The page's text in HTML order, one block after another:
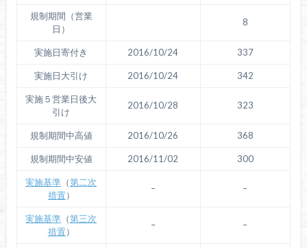
規制期間（営業
日）
8
実施日寄付き 2016/10/24 337
実施日大引け 2016/10/24 342
実施５営業日後大
引け
2016/10/28 323
規制期間中高値 2016/10/26 368
規制期間中安値 2016/11/02 300
実施基準 （第二次
措置）
– –
実施基準 （第三次
措置）
– –